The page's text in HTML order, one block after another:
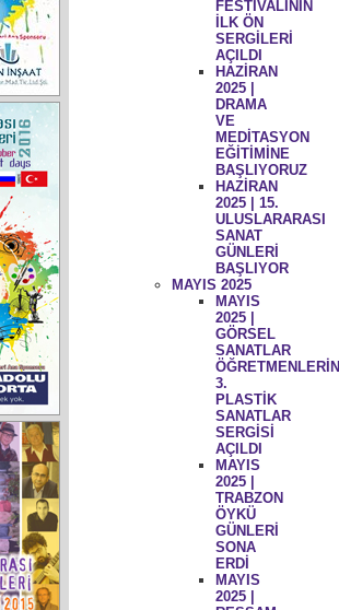
FESTİVALİNİN
İLK ÖN
SERGİLERİ
AÇILDI
HAZİRAN
2025 |
DRAMA
VE
MEDİTASYON
EĞİTİMİNE
BAŞLIYORUZ
HAZİRAN
2025 | 15.
ULUSLARARASI
SANAT
GÜNLERİ
BAŞLIYOR
MAYIS 2025
MAYIS
2025 |
GÖRSEL
SANATLAR
3.
PLASTİK
SANATLAR
SERGİSİ
AÇILDI
MAYIS
2025 |
TRABZON
ÖYKÜ
GÜNLERİ
SONA
ERDİ
MAYIS
2025 |